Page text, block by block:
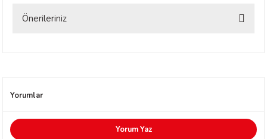
Önerileriniz
Ürün açıklamasında eksik bilgiler bulunuyor.
Yorumlar
Yorum Yaz